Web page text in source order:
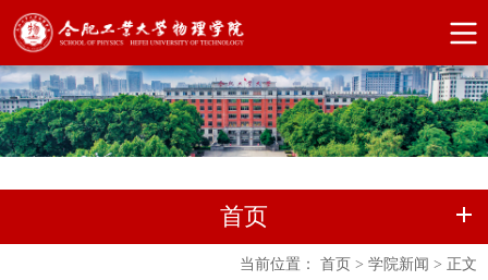
首页
当前位置： 首页 > 学院新闻 > 正文